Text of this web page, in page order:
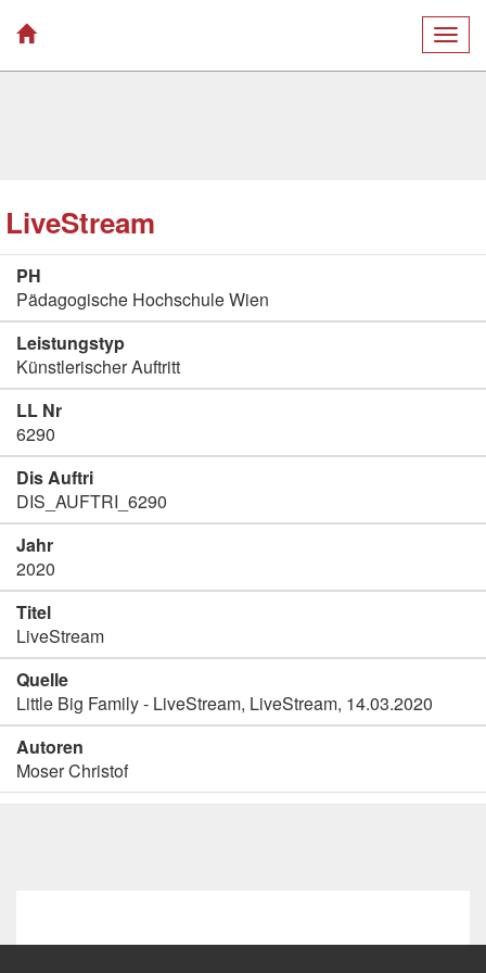
LiveStream
PH
Pädagogische Hochschule Wien
Leistungstyp
Künstlerischer Auftritt
LL Nr
6290
Dis Auftri
DIS_AUFTRI_6290
Jahr
2020
Titel
LiveStream
Quelle
Little Big Family - LiveStream, LiveStream, 14.03.2020
Autoren
Moser Christof